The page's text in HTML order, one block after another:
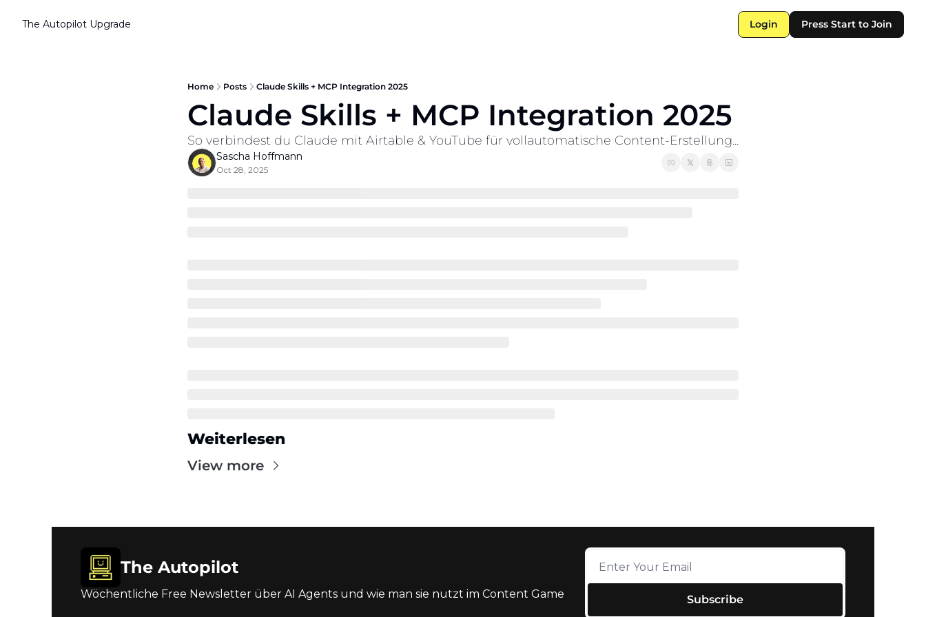
The Autopilot Upgrade Login Press Start to Join
Home Posts Claude Skills + MCP Integration 2025
Claude Skills + MCP Integration 2025
So verbindest du Claude mit Airtable & YouTube für vollautomatische Content-Erstellung...
Sascha Hoffmann
Oct 28, 2025
Weiterlesen
View more
The Autopilot
Wöchentliche Free Newsletter über AI Agents und wie man sie nutzt im Content Game Subscribe